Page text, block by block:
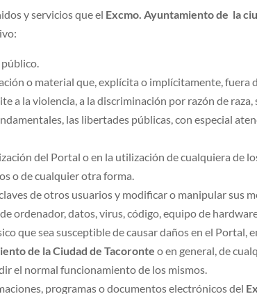
y servicios que el Excmo. Ayuntamiento de la
o material que, explícita o implícitamente, fuera
a la violencia, a la discriminación por razón de
las libertades públicas, con especial
del Portal o en la utilización de cualquiera de
o de cualquier otra forma.
de otros usuarios y modificar o manipular sus
ordenador, datos, virus, código, equipo de
que sea susceptible de causar daños en el Portal,
de la Ciudad de Tacoronte o en general, de
el normal funcionamiento de los mismos.
programas o documentos electrónicos del